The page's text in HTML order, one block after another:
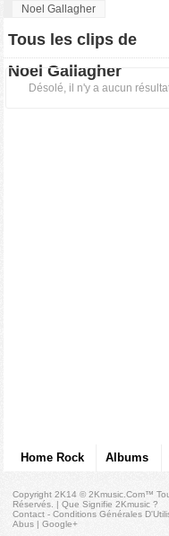
Noel Gallagher
Tous les clips de
Noel Gallagher
Désolé, il n'y a aucun
Home Rock Albums
Copyright 2K14 © 2Kmusic.com™
Réservés . |Que Signifie 2Kmusic ?
Contact - Conditions Générales
Abus |Google+